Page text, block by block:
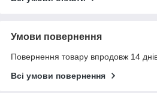
Умови повернення
Повернення товару впродовж 14
Всі умови повернення